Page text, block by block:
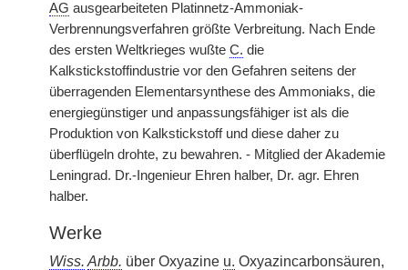
AG ausgearbeiteten Platinnetz-Ammoniak-
Verbrennungsverfahren größte Verbreitung. Nach Ende
des ersten Weltkrieges wußte C. die
Kalkstickstoffindustrie vor den Gefahren seitens der
überragenden Elementarsynthese des Ammoniaks, die
energiegünstiger und anpassungsfähiger ist als die
Produktion von Kalkstickstoff und diese daher zu
überflügeln drohte, zu bewahren. - Mitglied der Akademie
Leningrad. Dr.-Ingenieur Ehren halber, Dr. agr. Ehren
halber.
Werke
Wiss. Arbb. über Oxyazine u. Oxyazincarbonsäuren,